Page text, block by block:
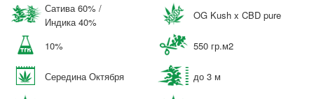
Сатива 60% /
Индика 40%
OG Kush x CBD pure
10% 550 гр.м2
Середина Октября до 3 м